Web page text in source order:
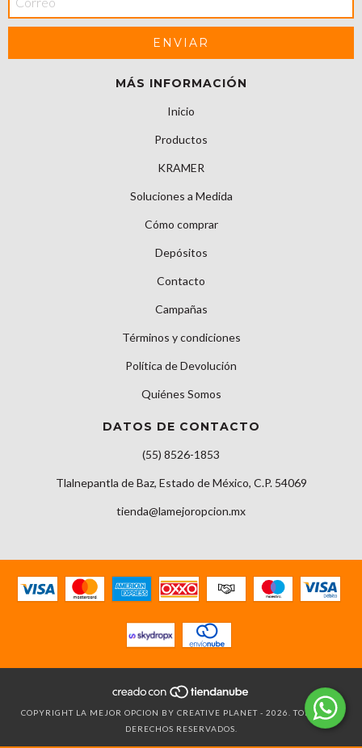
MÁS INFORMACIÓN
Inicio
Productos
KRAMER
Soluciones a Medida
Cómo comprar
Depósitos
Contacto
Campañas
Términos y condiciones
Política de Devolución
Quiénes Somos
DATOS DE CONTACTO
(55) 8526-1853
Tlalnepantla de Baz, Estado de México, C.P. 54069
tienda@lamejoropcion.mx
COPYRIGHT LA MEJOR OPCION BY CREATIVE PLANET - 2026. TODOS LOS
DERECHOS RESERVADOS.